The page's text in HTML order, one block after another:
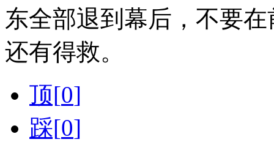
东全部退到幕后，不要
还有得救。
顶[0]
踩[0]